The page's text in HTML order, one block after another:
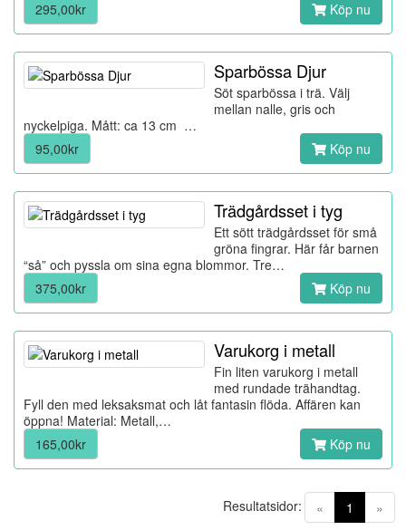
295,00kr Köp nu
Sparbössa Djur
Söt sparbössa i trä. Välj
mellan nalle, gris och
nyckelpiga. Mått: ca 13 cm …
95,00kr
Köp nu
Trädgårdsset i tyg
Ett sött trädgårdsset för små
gröna fingrar. Här får barnen
“så” och pyssla om sina egna blommor. Tre…
375,00kr
Köp nu
Varukorg i metall
Fin liten varukorg i metall
med rundade trähandtag.
Fyll den med leksaksmat och låt fantasin flöda. Affären kan
öppna! Material: Metall,…
165,00kr
Köp nu
« 1 (current)
»
Resultatsidor: